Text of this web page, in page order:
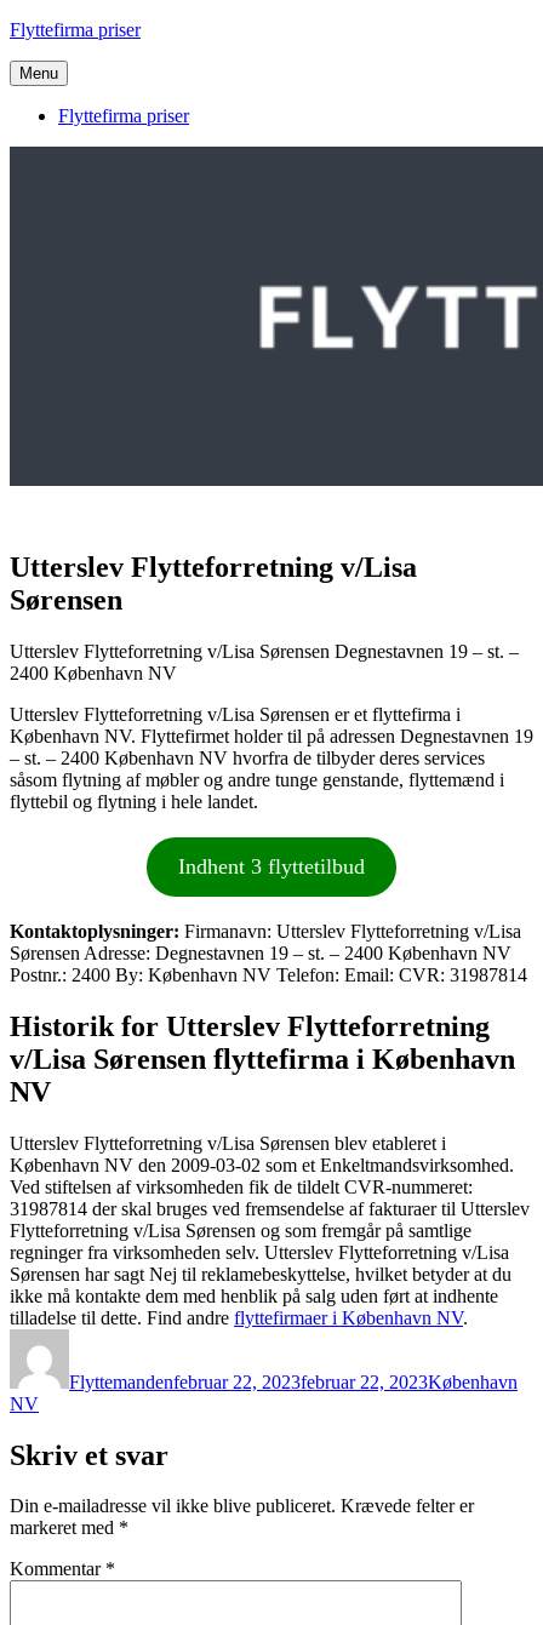
Videre
indhold
Flyttefirma priser
Menu
Flyttefirma priser
Utterslev Flytteforretning v/Lisa
Sørensen
Utterslev Flytteforretning v/Lisa Sørensen Degnestavnen 19 – st. –
2400 København NV
Utterslev Flytteforretning v/Lisa Sørensen er et flyttefirma i
København NV. Flyttefirmet holder til på adressen Degnestavnen 19
– st. – 2400 København NV hvorfra de tilbyder deres services
såsom flytning af møbler og andre tunge genstande, flyttemænd i
flyttebil og flytning i hele landet.
Indhent 3 flyttetilbud
Kontaktoplysninger: Firmanavn: Utterslev Flytteforretning v/Lisa
Sørensen Adresse: Degnestavnen 19 – st. – 2400 København NV
Postnr.: 2400 By: København NV Telefon: Email: CVR: 31987814
Historik for Utterslev Flytteforretning
v/Lisa Sørensen flyttefirma i København
NV
Utterslev Flytteforretning v/Lisa Sørensen blev etableret i
København NV den 2009-03-02 som et Enkeltmandsvirksomhed.
Ved stiftelsen af virksomheden fik de tildelt CVR-nummeret:
31987814 der skal bruges ved fremsendelse af fakturaer til Utterslev
Flytteforretning v/Lisa Sørensen og som fremgår på samtlige
regninger fra virksomheden selv. Utterslev Flytteforretning v/Lisa
Sørensen har sagt Nej til reklamebeskyttelse, hvilket betyder at du
ikke må kontakte dem med henblik på salg uden ført at indhente
tilladelse til dette. Find andre flyttefirmaer i København NV.
Flyttemandenfebruar 22, 2023februar 22, 2023København
NV
Skriv et svar
Din e-mailadresse vil ikke blive publiceret. Krævede felter er
markeret med *
Kommentar *